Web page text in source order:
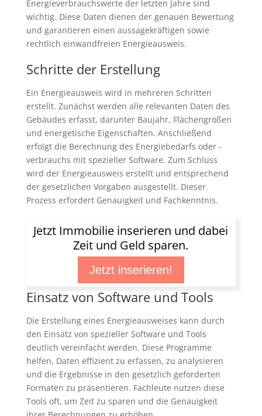
Energieverbrauchswerte der letzten Jahre sind
wichtig. Diese Daten dienen der genauen Bewertung
und garantieren einen aussagekräftigen sowie
rechtlich einwandfreien Energieausweis.
Schritte der Erstellung
Ein Energieausweis wird in mehreren Schritten
erstellt. Zunächst werden alle relevanten Daten des
Gebäudes erfasst, darunter Baujahr, Flächengrößen
und energetische Eigenschaften. Anschließend
erfolgt die Berechnung des Energiebedarfs oder -
verbrauchs mit spezieller Software. Zum Schluss
wird der Energieausweis erstellt und entsprechend
der gesetzlichen Vorgaben ausgestellt. Dieser
Prozess erfordert Genauigkeit und Fachkenntnis.
Jetzt Immobilie inserieren und dabei
Zeit und Geld sparen.
Jetzt inserieren!
Einsatz von Software und Tools
Die Erstellung eines Energieausweises kann durch
den Einsatz von spezieller Software und Tools
deutlich vereinfacht werden. Diese Programme
helfen, Daten effizient zu erfassen, zu analysieren
und die Ergebnisse in den gesetzlich geforderten
Formaten zu präsentieren. Fachleute nutzen diese
Tools oft, um Zeit zu sparen und die Genauigkeit